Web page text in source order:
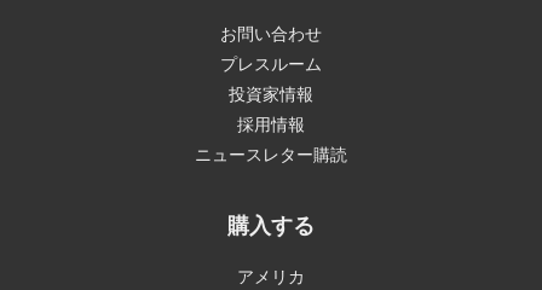
お問い合わせ
プレスルーム
投資家情報
採用情報
ニュースレター購読
購入する
アメリカ